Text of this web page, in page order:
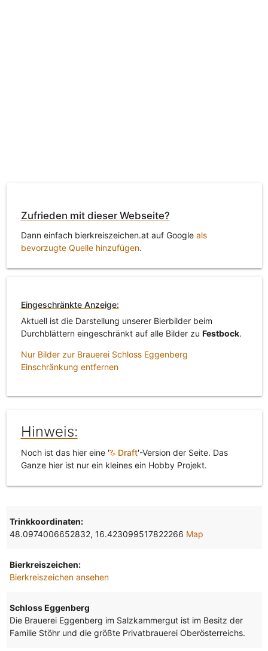
Zufrieden mit dieser Webseite?
Dann einfach bierkreiszeichen.at auf Google als
bevorzugte Quelle hinzufügen.
Eingeschränkte Anzeige:
Aktuell ist die Darstellung unserer Bierbilder beim
Durchblättern eingeschränkt auf alle Bilder zu Festbock.
Nur Bilder zur Brauerei Schloss Eggenberg
Einschränkung entfernen
Hinweis:
Noch ist das hier eine ' Draft'-Version der Seite. Das
Ganze hier ist nur ein kleines ein Hobby Projekt.
Trinkkoordinaten:
48.0974006652832, 16.423099517822266 Map
Bierkreiszeichen:
Bierkreiszeichen ansehen
Schloss Eggenberg
Die Brauerei Eggenberg im Salzkammergut ist im Besitz der
Familie Stöhr und die größte Privatbrauerei Oberösterreichs.